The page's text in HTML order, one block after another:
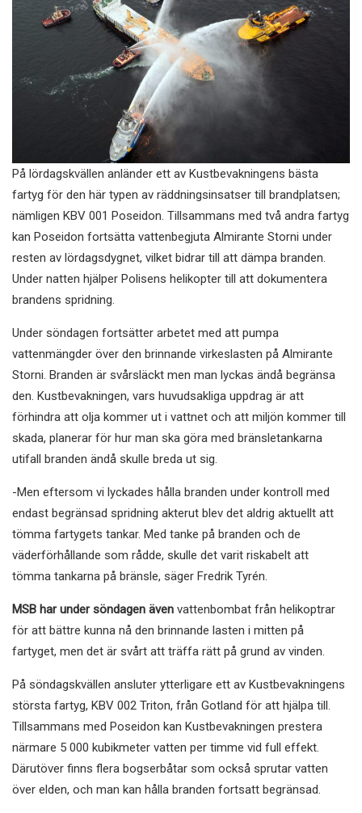
På lördagskvällen anländer ett av Kustbevakningens bästa
fartyg för den här typen av räddningsinsatser till brandplatsen;
nämligen KBV 001 Poseidon. Tillsammans med två andra fartyg
kan Poseidon fortsätta vattenbegjuta Almirante Storni under
resten av lördagsdygnet, vilket bidrar till att dämpa branden.
Under natten hjälper Polisens helikopter till att dokumentera
brandens spridning.
Under söndagen fortsätter arbetet med att pumpa
vattenmängder över den brinnande virkeslasten på Almirante
Storni. Branden är svårsläckt men man lyckas ändå begränsa
den. Kustbevakningen, vars huvudsakliga uppdrag är att
förhindra att olja kommer ut i vattnet och att miljön kommer till
skada, planerar för hur man ska göra med bränsletankarna
utifall branden ändå skulle breda ut sig.
-Men eftersom vi lyckades hålla branden under kontroll med
endast begränsad spridning akterut blev det aldrig aktuellt att
tömma fartygets tankar. Med tanke på branden och de
väderförhållande som rådde, skulle det varit riskabelt att
tömma tankarna på bränsle, säger Fredrik Tyrén.
MSB har under söndagen även vattenbombat från helikoptrar
för att bättre kunna nå den brinnande lasten i mitten på
fartyget, men det är svårt att träffa rätt på grund av vinden.
På söndagskvällen ansluter ytterligare ett av Kustbevakningens
största fartyg, KBV 002 Triton, från Gotland för att hjälpa till.
Tillsammans med Poseidon kan Kustbevakningen prestera
närmare 5 000 kubikmeter vatten per timme vid full effekt.
Därutöver finns flera bogserbåtar som också sprutar vatten
över elden, och man kan hålla branden fortsatt begränsad.